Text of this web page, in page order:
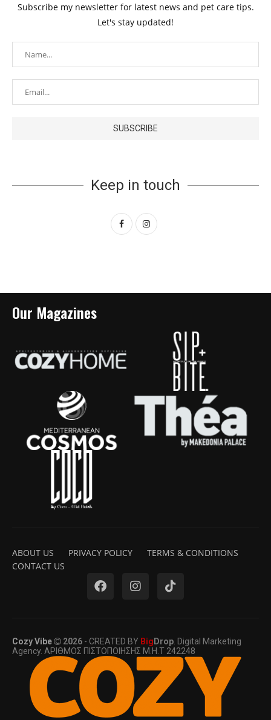
Subscribe my newsletter for latest news and pet care tips.
Let's stay updated!
Keep in touch
Our Magazines
ABOUT US PRIVACY POLICY
TERMS & CONDITIONS
CONTACT US
Cozy Vibe 2026 - CREATED BY Big Drop. Digital Marketing
Agency. ΑΡΙΘΜΟΣ ΠΙΣΤΟΠΟΙΗΣΗΣ Μ.Η.Τ 242248